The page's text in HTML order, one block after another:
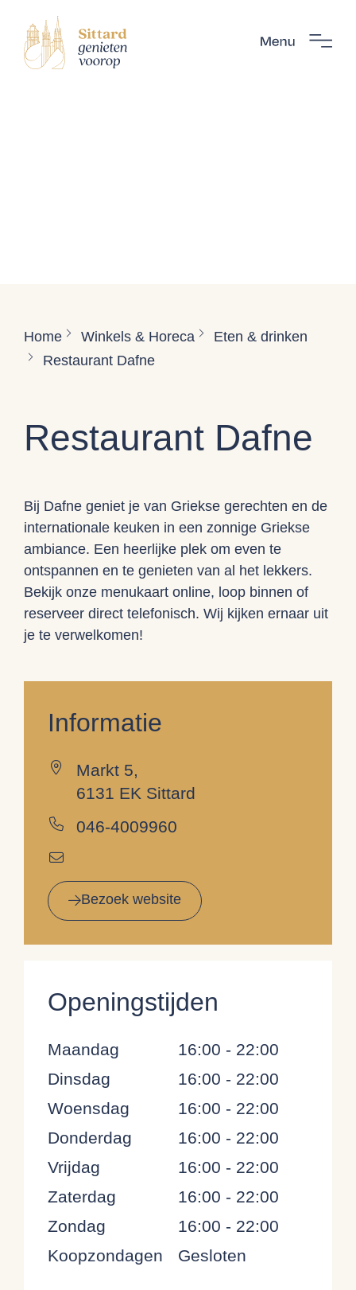
Home Winkels & Horeca
Eten & drinken
Restaurant Dafne
Restaurant Dafne
Bij Dafne geniet je van Griekse gerechten en de
internationale keuken in een zonnige Griekse
ambiance. Een heerlijke plek om even te
ontspannen en te genieten van al het lekkers.
Bekijk onze menukaart online, loop binnen of
reserveer direct telefonisch. Wij kijken ernaar uit
je te verwelkomen!
Informatie
Markt 5,
6131 EK Sittard
046-4009960
Bezoek website
Openingstijden
Maandag
16:00 - 22:00
Dinsdag
16:00 - 22:00
Woensdag
16:00 - 22:00
Donderdag
16:00 - 22:00
Vrijdag
16:00 - 22:00
Zaterdag
16:00 - 22:00
Zondag
16:00 - 22:00
Koopzondagen
Gesloten